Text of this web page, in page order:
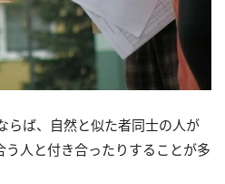
らば、自然と似た者同士の人が
う人と付き合ったりすることが多